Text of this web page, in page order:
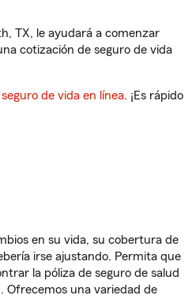
TX, le ayudará a comenzar
cotización de seguro de vida
de vida en línea. ¡Es rápido
en su vida, su cobertura de
irse ajustando. Permita que
la póliza de seguro de salud
Ofrecemos una variedad de